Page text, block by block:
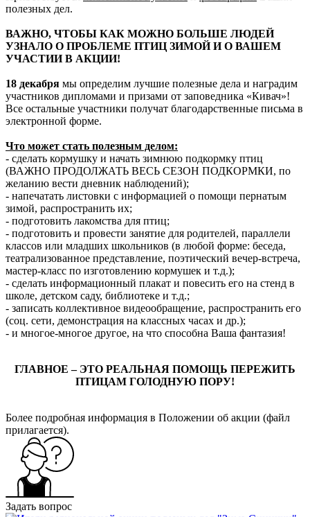
полезных дел.
ВАЖНО, ЧТОБЫ КАК МОЖНО БОЛЬШЕ ЛЮДЕЙ
УЗНАЛО О ПРОБЛЕМЕ ПТИЦ ЗИМОЙ И О ВАШЕМ
УЧАСТИИ В АКЦИИ!
18 декабря мы определим лучшие полезные дела и наградим
участников дипломами и призами от заповедника «Кивач»!
Все остальные участники получат благодарственные письма в
электронной форме.
Что может стать полезным делом:
- сделать кормушку и начать зимнюю подкормку птиц
(ВАЖНО ПРОДОЛЖАТЬ ВЕСЬ СЕЗОН ПОДКОРМКИ, по
желанию вести дневник наблюдений);
- напечатать листовки с информацией о помощи пернатым
зимой, распространить их;
- подготовить лакомства для птиц;
- подготовить и провести занятие для родителей, параллели
классов или младших школьников (в любой форме: беседа,
театрализованное представление, поэтический вечер-встреча,
мастер-класс по изготовлению кормушек и т.д.);
- сделать информационный плакат и повесить его на стенд в
школе, детском саду, библиотеке и т.д.;
- записать коллективное видеообращение, распространить его
(соц. сети, демонстрация на классных часах и др.);
- и многое-многое другое, на что способна Ваша фантазия!
ГЛАВНОЕ – ЭТО РЕАЛЬНАЯ ПОМОЩЬ ПЕРЕЖИТЬ
ПТИЦАМ ГОЛОДНУЮ ПОРУ!
Более подробная информация в Положении об акции (файл
прилагается).
Задать вопрос